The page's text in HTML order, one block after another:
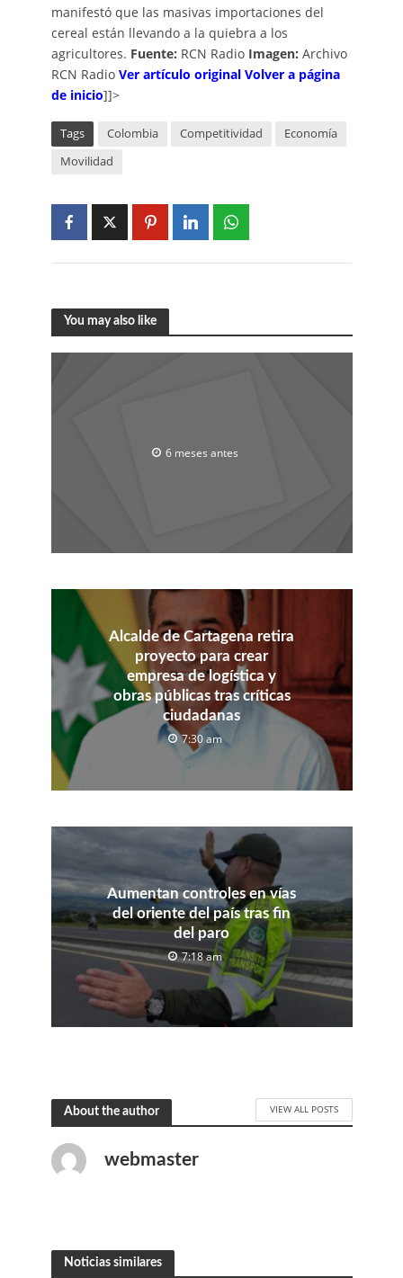
manifestó que las masivas importaciones del
cereal están llevando a la quiebra a los
agricultores. Fuente: RCN Radio Imagen: Archivo
RCN Radio Ver artículo original Volver a página
de inicio]]>
Tags Colombia Competitividad
Economía
Movilidad
You may also like
6 meses antes
Alcalde de Cartagena retira
proyecto para crear
empresa de logística y
obras públicas tras críticas
ciudadanas
7:30 am
Aumentan controles en vías
del oriente del país tras fin
del paro
7:18 am
About the author VIEW ALL POSTS
webmaster
Noticias similares